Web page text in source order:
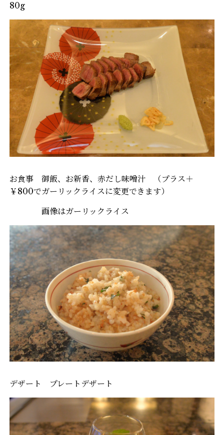
80g
お食事 御飯、お新香、赤だし味噌汁 （プラス＋
￥800でガーリックライスに変更できます）
画像はガーリックライス
デザート プレートデザート